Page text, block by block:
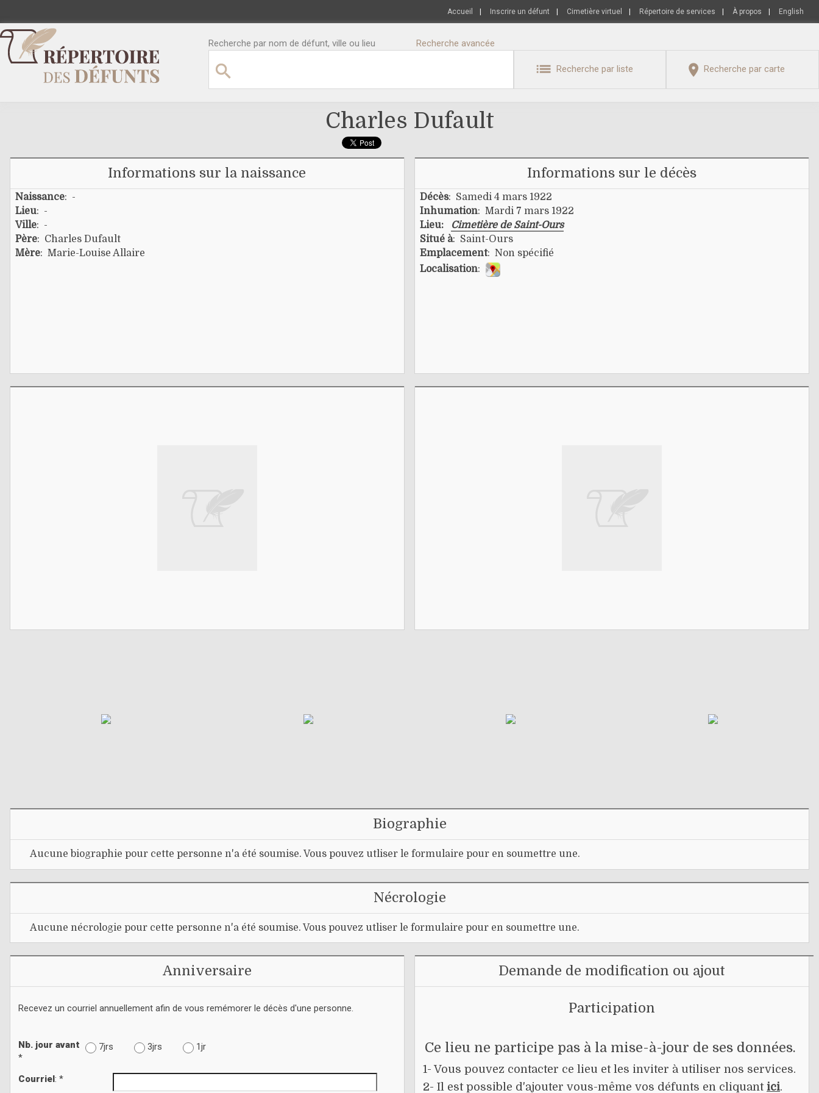
Accueil Inscrire un défunt Cimetière virtuel Répertoire de services À propos English
Recherche par nom de défunt, ville ou lieu Recherche avancée
Recherche par liste Recherche par carte
Charles Dufault
Informations sur la naissance
Naissance: -
Lieu: -
Ville: -
Père: Charles Dufault
Mère: Marie-Louise Allaire
Informations sur le décès
Décès: Samedi 4 mars 1922
Inhumation: Mardi 7 mars 1922
Lieu:
Cimetière de Saint-Ours
Situé à: Saint-Ours
Emplacement: Non spécifié
Localisation:
Biographie
Aucune biographie pour cette personne n'a été soumise. Vous pouvez utliser le formulaire pour en soumettre une.
Nécrologie
Aucune nécrologie pour cette personne n'a été soumise. Vous pouvez utliser le formulaire pour en soumettre une.
Anniversaire
Recevez un courriel annuellement afin de vous remémorer le décès d'une personne.
Nb. jour avant
*
7jrs 3jrs 1jr
Courriel: *
Demande de modification ou ajout
Participation
Ce lieu ne participe pas à la mise-à-jour de ses données.
1- Vous pouvez contacter ce lieu et les inviter à utiliser nos services.
2- Il est possible d'ajouter vous-même vos défunts en cliquant ici.